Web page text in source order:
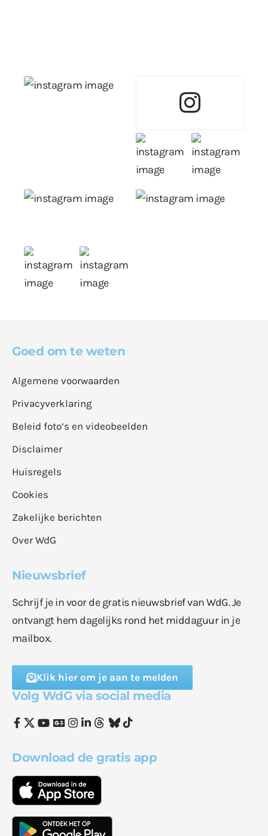
Goed om te weten
Algemene voorwaarden
Privacyverklaring
Beleid foto’s en videobeelden
Disclaimer
Huisregels
Cookies
Zakelijke berichten
Over WdG
Nieuwsbrief
Schrijf je in voor de gratis nieuwsbrief van WdG. Je
ontvangt hem dagelijks rond het middaguur in je
mailbox.
Klik hier om je aan te melden
Volg WdG via social media
Download de gratis app